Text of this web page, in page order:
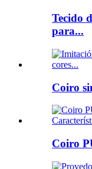
Tecido
para...
Coiro
Coiro